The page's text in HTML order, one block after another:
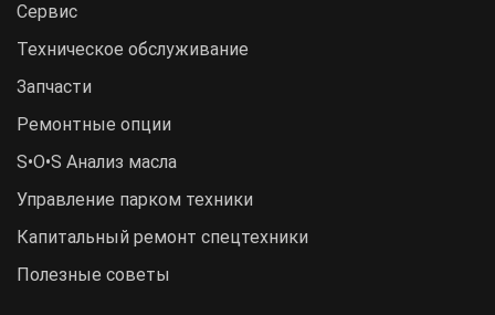
Сервис
Техническое обслуживание
Запчасти
Ремонтные опции
S•O•S Анализ масла
Управление парком техники
Капитальный ремонт спецтехники
Полезные советы